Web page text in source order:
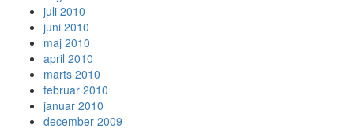
juli 2010
juni 2010
maj 2010
april 2010
marts 2010
februar 2010
januar 2010
december 2009